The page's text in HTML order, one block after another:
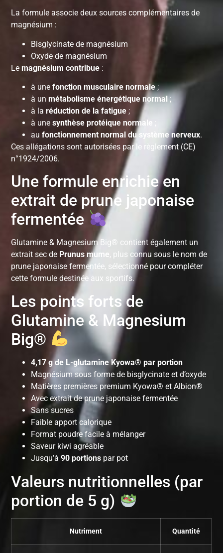
La formule associe deux sources complémentaires de
magnésium :
Bisglycinate de magnésium
Oxyde de magnésium
Lemagnésium contribue :
à unefonction musculaire normale;
à unmétabolisme énergétique normal;
à laréduction de la fatigue ;
à unesynthèse protéique normale ;
aufonctionnement normal du système nerveux.
Ces allégations sont autorisées par le règlement (CE)
n°1924/2006.
Une formule enrichie en
extrait de prune japonaise
fermentée
Glutamine & Magnesium Big® contient également un
extrait sec de Prunus mume, plus connu sous le nom de
prune japonaise fermentée, sélectionné pour compléter
cette formule destinée aux sportifs.
Les points forts de
Glutamine & Magnesium
Big®
4,17 g de L-glutamine Kyowa® par portion
Magnésium sous forme de bisglycinate et d’oxyde
Matières premières premium Kyowa® et Albion®
Avec extrait de prune japonaise fermentée
Sans sucres
Faible apport calorique
Format poudre facile à mélanger
Saveur kiwi agréable
Jusqu’à90 portions par pot
Valeurs nutritionnelles (par
portion de 5 g)
Nutriment Quantité